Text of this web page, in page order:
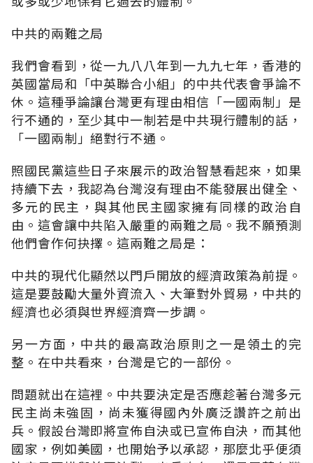
中共的兩難之局
我們會看到，從一九八八年到一九九七年，香港的
英國當局和「中英聯合小組」的中共代表會爭論不
休。這種爭論讓台灣更有理由相信「一國兩制」是
行不通的，至少其中一制若是中共現行體制的話，
「一國兩制」絕對行不通。
照國民黨這些日子來展示的政治智慧看起來，如果
持續下去，我認為台灣沒有理由不能發展出健全、
多元的民主，與其他民主國家擁有同樣的政治自
由。這會讓中共陷入嚴重的兩難之局。我不願預測
他們會作何抉擇。這兩難之局是：
中共的現代化顯然以門戶開放的經濟政策為前提。
這是要鼓勵大量外資流入、大筆對外貿易，中共的
經濟也必須與世界經濟齊一步調。
另一方面，中共的最高政治原則之一是領土的完
整。在中共看來，台灣是它的一部份。
問題就出在這裡。中共要決定是否應趁著台灣多元
民主尚未強固，尚未獲得國內外廣泛讚許之前出
兵。假設台灣即將宣佈自決或已宣佈自決，而其他
國家，例如美國，也開始予以承認，那麼北乎便須